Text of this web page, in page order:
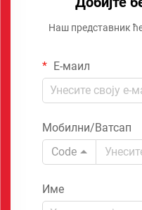
Наш представник
Е-маил
Мобилни/Ватсап
Code
Име